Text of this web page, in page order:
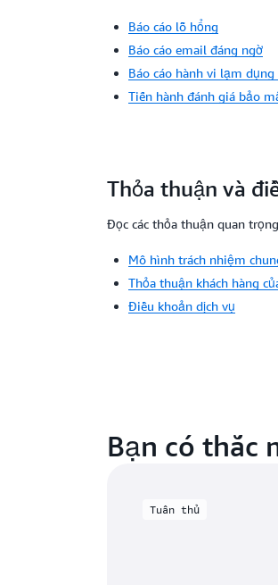
Báo cáo lỗ hổng
Báo cáo email đáng ngờ
Báo cáo hành vi lạm
Tiến hành đánh giá bảo
Thỏa thuận và
Đọc các thỏa thuận quan
Mô hình trách nhiệm
Thỏa thuận khách hàng
Điều khoản dịch vụ
Bạn có thắc
Tuân thủ